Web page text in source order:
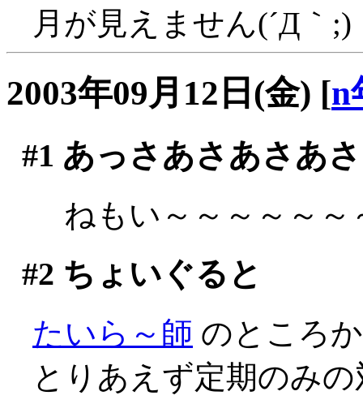
月が見えません(´Д｀;)
2003年09月12日(金) [n
#1 あっさあさあさあ
ねもい～～～～～～
#2 ちょいぐると
たいら～師 のところ
とりあえず定期のみ